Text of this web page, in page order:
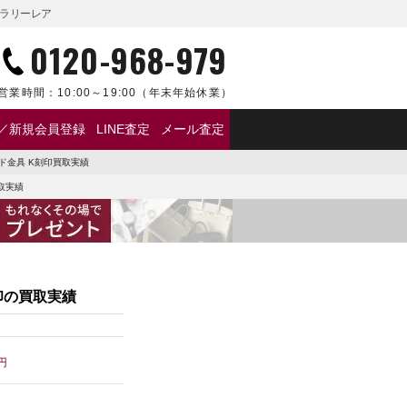
リーレア
0120-968-979
業時間： 10:00～19:00 （年末年始休業）
新規会員登録 LINE査定 メール査定
金具 K刻印買取実績
実績
買取実績